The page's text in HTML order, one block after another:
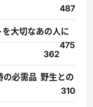
487
大切なあの人に
475
362
の必需品 野生との
310